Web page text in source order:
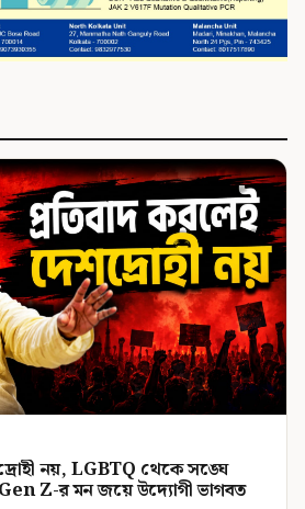
নয়, LGBTQ থেকে সঙ্ঘে
Z-র মন জয়ে উদ্যোগী ভাগবত